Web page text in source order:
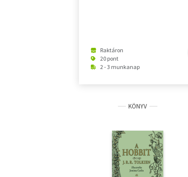
Raktáron
20 pont
2 - 3 munkanap
KÖNYV